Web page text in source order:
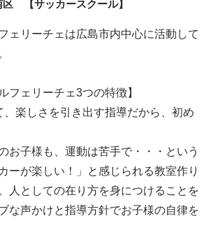
【サッカースクール】
ェリーチェは広島市内中心に活動して
フェリーチェ3つの特徴】
、楽しさを引き出す指導だから、初め
お子様も、運動は苦手で・・・という
ーが楽しい！」と感じられる教室作り
人としての在り方を身につけることを
な声かけと指導方針でお子様の自律を